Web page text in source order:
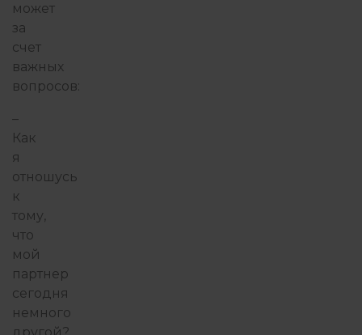
может
за
счет
важных
вопросов:
–
Как
я
отношусь
к
тому,
что
мой
партнер
сегодня
немного